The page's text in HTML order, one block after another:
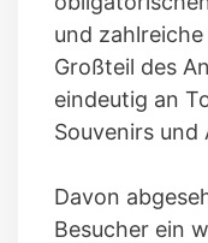
und
Großteil des
eindeutig an
Souvenirs und
Davon
Besucher ein